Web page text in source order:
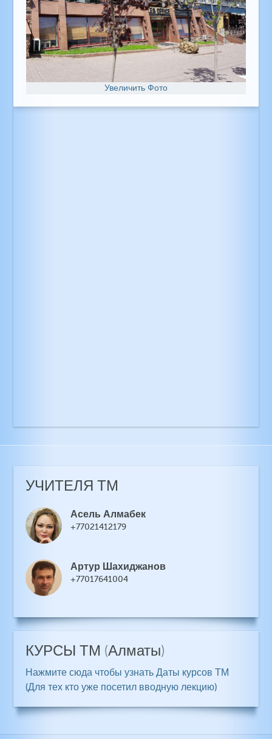
Увеличить Фото
УЧИТЕЛЯ ТМ
Асель Алмабек
+77021412179
Артур Шахиджанов
+77017641004
КУРСЫ ТМ (Алматы)
Нажмите сюда чтобы узнать Даты курсов ТМ
(Для тех кто уже посетил вводную лекцию)